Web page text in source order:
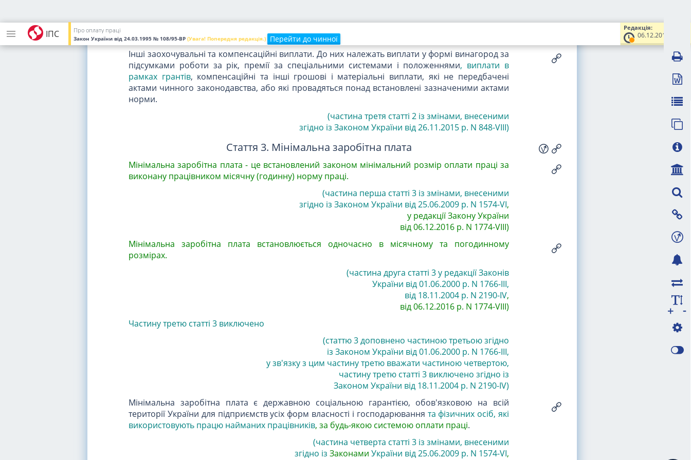
ІПС
Редакція:
06.12.2016
Про оплату праці
Закон України від 24.03.1995 № 108/95-ВР (Увага! Попередня редакція.) Перейти до чинної
гарантійні і компенсаційні виплати, передбачені чинним законодавством; премії, пов'язані з
виконанням виробничих завдань і функцій.
Інші заохочувальні та компенсаційні виплати. До них належать виплати у формі винагород за
підсумками роботи за рік, премії за спеціальними системами і положеннями, виплати в
рамках грантів, компенсаційні та інші грошові і матеріальні виплати, які не передбачені
актами чинного законодавства, або які провадяться понад встановлені зазначеними актами
норми.
(частина третя статті 2 із змінами, внесеними
згідно із Законом України від 26.11.2015 р. N 848-VIII)
Стаття 3. Мінімальна заробітна плата
Мінімальна заробітна плата - це встановлений законом мінімальний розмір оплати праці за
виконану працівником місячну (годинну) норму праці.
(частина перша статті 3 із змінами, внесеними
згідно із Законом України від 25.06.2009 р. N 1574-VI,
у редакції Закону України
від 06.12.2016 р. N 1774-VIII)
Мінімальна заробітна плата встановлюється одночасно в місячному та погодинному
розмірах.
(частина друга статті 3 у редакціїЗаконів
України від 01.06.2000 р. N 1766-III,
від 18.11.2004 р. N 2190-IV,
від 06.12.2016 р. N 1774-VIII)
Частину третю статті 3 виключено
(статтю 3 доповнено частиною третьою згідно
із Законом України від 01.06.2000 р. N 1766-III,
у зв'язку з цим частину третю вважати частиною четвертою,
частину третю статті 3 виключено згідно із
Законом України від 18.11.2004 р. N 2190-IV)
Мінімальна заробітна плата є державною соціальною гарантією, обов'язковою на всій
території України для підприємств усіх форм власності і господарювання та фізичних осіб, які
використовують працю найманих працівників, за будь-якою системою оплати праці.
(частина четверта статті 3 із змінами, внесеними
згідно із Законами України від 25.06.2009 р. N 1574-VI,
-
+